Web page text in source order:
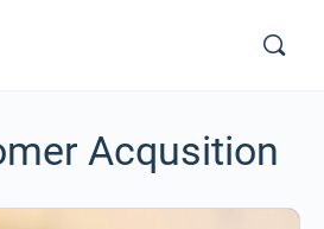
Acqusition